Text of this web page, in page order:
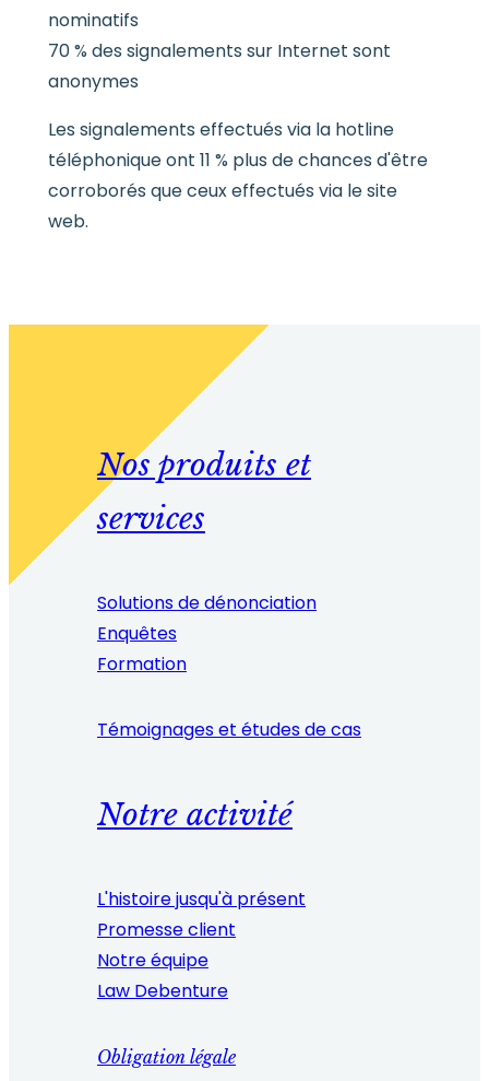
nominatifs
70 % des signalements sur Internet sont
anonymes
Les signalements effectués via la hotline
téléphonique ont 11 % plus de chances d'être
corroborés que ceux effectués via le site
web.
Nos produits et
services
Solutions de dénonciation
Enquêtes
Formation
Témoignages et études de cas
Notre activité
L'histoire jusqu'à présent
Promesse client
Notre équipe
Law Debenture
Obligation légale